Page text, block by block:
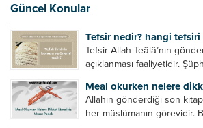
kurtulur. Ağaçlar onun
Güncel Konular
Tefsir nedir? hangi tefsiri
Tefsir Allah Teâlâ’nın
açıklanması faaliyetidir.
ayetleri peygamber
bunları izah ediyor/tefsir
Meal okurken nelere
Allahın gönderdiği son kitap
her müslümanın görevidir.